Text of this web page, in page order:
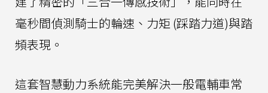
毫秒間偵測騎士的輪速、力矩 (踩踏力道)與踏
頻表現。
這套智慧動力系統能完美解決一般電輔車常